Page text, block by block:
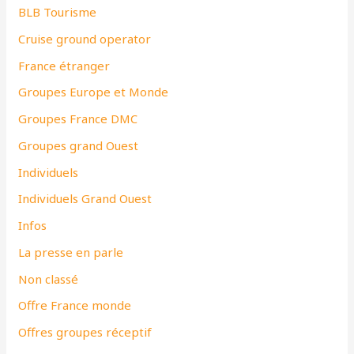
BLB Tourisme
Cruise ground operator
France étranger
Groupes Europe et Monde
Groupes France DMC
Groupes grand Ouest
Individuels
Individuels Grand Ouest
Infos
La presse en parle
Non classé
Offre France monde
Offres groupes réceptif